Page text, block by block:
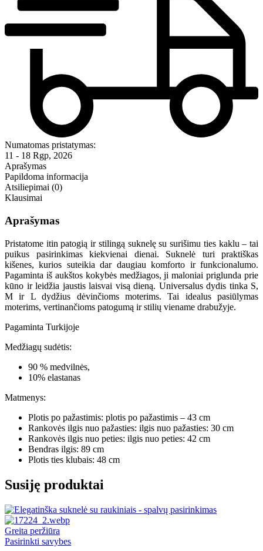
Numatomas pristatymas:
11 - 18 Rgp, 2026
Aprašymas
Papildoma informacija
Atsiliepimai (0)
Klausimai
Aprašymas
Pristatome itin patogią ir stilingą suknelę su surišimu ties kaklu – tai
puikus pasirinkimas kiekvienai dienai. Suknelė turi praktiškas
kišenes, kurios suteikia dar daugiau komforto ir funkcionalumo.
Pagaminta iš aukštos kokybės medžiagos, ji maloniai priglunda prie
kūno ir leidžia jaustis laisvai visą dieną. Universalus dydis tinka S,
M ir L dydžius dėvinčioms moterims. Tai idealus pasiūlymas
moterims, vertinančioms patogumą ir stilių viename drabužyje.
Pagaminta Turkijoje
Medžiagų sudėtis:
90 % medvilnės,
10% elastanas
Matmenys:
Plotis po pažastimis: plotis po pažastimis – 43 cm
Rankovės ilgis nuo pažasties: ilgis nuo pažasties: 30 cm
Rankovės ilgis nuo peties: ilgis nuo peties: 42 cm
Bendras ilgis: 89 cm
Plotis ties klubais: 48 cm
Susiję produktai
Greita peržiūra
Pasirinkti savybesThis